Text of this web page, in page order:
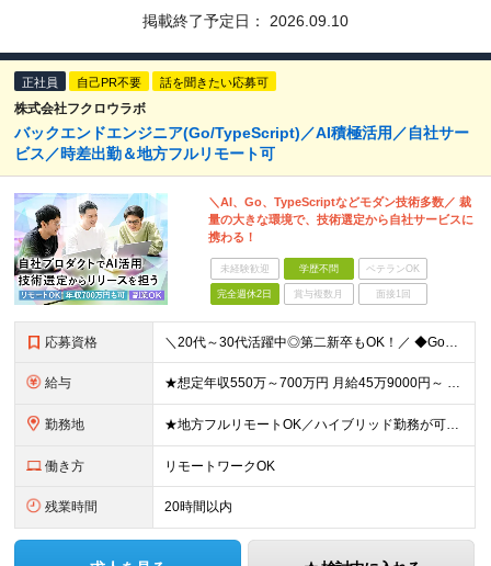
掲載終了予定日： 2026.09.10
正社員 自己PR不要 話を聞きたい応募可
株式会社フクロウラボ
バックエンドエンジニア(Go/TypeScript)／AI積極活用／自社サー
ビス／時差出勤＆地方フルリモート可
＼AI、Go、TypeScriptなどモダン技術多数／ 裁
量の大きな環境で、技術選定から自社サービスに
携わる！
未経験歓迎 学歴不問 ベテランOK
完全週休2日 賞与複数月 面接1回
応募資格 ＼20代～30代活躍中◎第二新卒もOK！／ ◆GoまたはTypeScriptでの開発経験3年以上 ◆要件定義・仕様策定のご経験 ◆学歴不問 ～このような方にオススメです～ ・開発部の行動指針に共感し
給与 ★想定年収550万～700万円 月給45万9000円～ ※上記には固定残業代：11万9480円(固定残業時間45時間/月)を含みます ※超過分は別途支給します ※試用期間3ヵ月あり。期間中の給与・待
勤務地 ★地方フルリモートOK／ハイブリッド勤務が可能！ ★完全自社内勤務／客先常駐一切なし ◆東京都渋谷区南平台町16-28 Daiwa渋谷スクエア 3階 ※(変更の範囲)上記を除く当社関連勤務地
働き方 リモートワークOK
残業時間 20時間以内